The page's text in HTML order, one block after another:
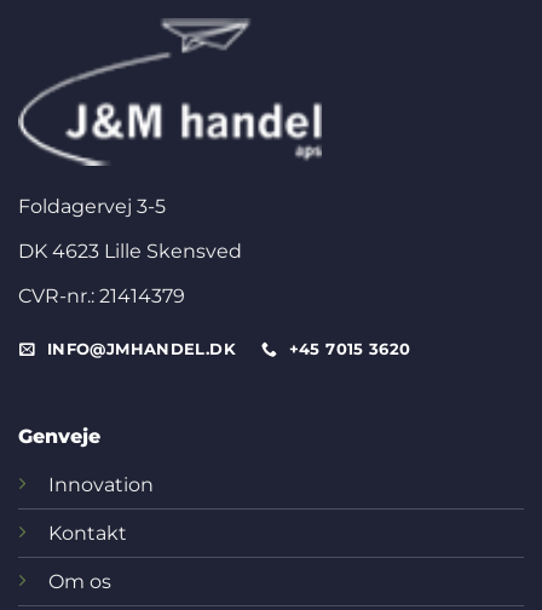
Foldagervej 3-5
DK 4623 Lille Skensved
CVR-nr.: 21414379
INFO@JMHANDEL.DK +45 7015 3620
Genveje
Innovation
Kontakt
Om os